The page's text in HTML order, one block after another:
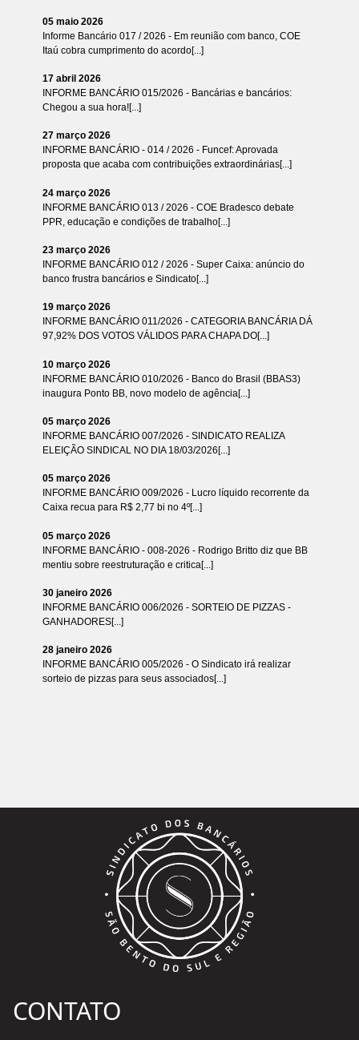
05 maio 2026
Informe Bancário 017 / 2026 - Em reunião com banco, COE
Itaú cobra cumprimento do acordo[...]
17 abril 2026
INFORME BANCÁRIO 015/2026 - Bancárias e bancários:
Chegou a sua hora![...]
27 março 2026
INFORME BANCÁRIO - 014 / 2026 - Funcef: Aprovada
proposta que acaba com contribuições extraordinárias[...]
24 março 2026
INFORME BANCÁRIO 013 / 2026 - COE Bradesco debate
PPR, educação e condições de trabalho[...]
23 março 2026
INFORME BANCÁRIO 012 / 2026 - Super Caixa: anúncio do
banco frustra bancários e Sindicato[...]
19 março 2026
INFORME BANCÁRIO 011/2026 - CATEGORIA BANCÁRIA DÁ
97,92% DOS VOTOS VÁLIDOS PARA CHAPA DO[...]
10 março 2026
INFORME BANCÁRIO 010/2026 - Banco do Brasil (BBAS3)
inaugura Ponto BB, novo modelo de agência[...]
05 março 2026
INFORME BANCÁRIO 007/2026 - SINDICATO REALIZA
ELEIÇÃO SINDICAL NO DIA 18/03/2026[...]
05 março 2026
INFORME BANCÁRIO 009/2026 - Lucro líquido recorrente da
Caixa recua para R$ 2,77 bi no 4º[...]
05 março 2026
INFORME BANCÁRIO - 008-2026 - Rodrigo Britto diz que BB
mentiu sobre reestruturação e critica[...]
30 janeiro 2026
INFORME BANCÁRIO 006/2026 - SORTEIO DE PIZZAS -
GANHADORES[...]
28 janeiro 2026
INFORME BANCÁRIO 005/2026 - O Sindicato irá realizar
sorteio de pizzas para seus associados[...]
CONTATO